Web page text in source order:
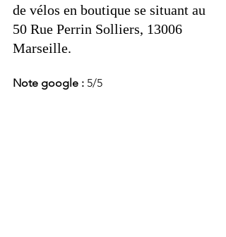
de vélos en boutique se situant au
50 Rue Perrin Solliers, 13006
Marseille.
Note google : 5/5